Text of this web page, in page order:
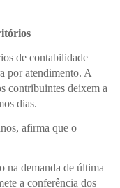
de contabilidade
por atendimento. A
contribuintes deixem a
dias.
afirma que o
na demanda de última
a conferência dos